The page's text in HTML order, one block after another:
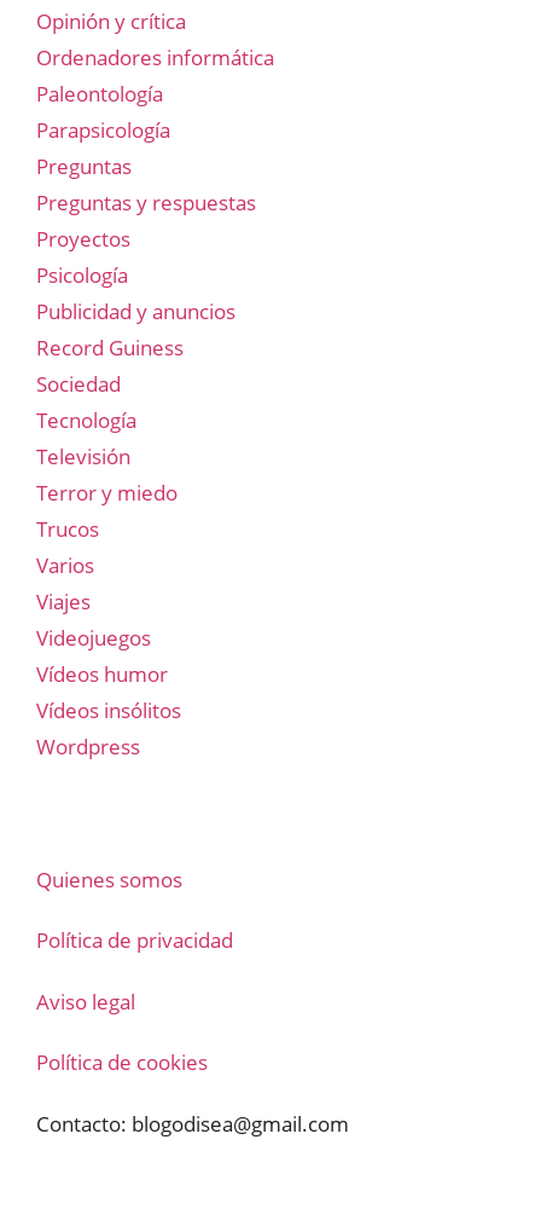
Opinión y crítica
Ordenadores informática
Paleontología
Parapsicología
Preguntas
Preguntas y respuestas
Proyectos
Psicología
Publicidad y anuncios
Record Guiness
Sociedad
Tecnología
Televisión
Terror y miedo
Trucos
Varios
Viajes
Videojuegos
Vídeos humor
Vídeos insólitos
Wordpress
Quienes somos
Política de privacidad
Aviso legal
Política de cookies
Contacto: blogodisea@gmail.com